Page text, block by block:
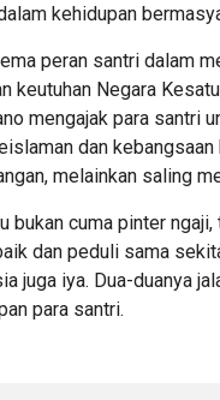
kehidupan
peran santri dalam
keutuhan Negara
mengajak para santri
dan kebangsaan
melainkan saling
bukan cuma pinter ngaji,
dan peduli sama
juga iya. Dua-duanya
para santri.